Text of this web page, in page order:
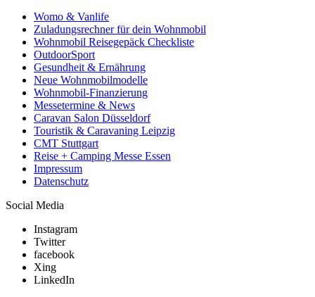
Womo & Vanlife
Zuladungsrechner für dein Wohnmobil
Wohnmobil Reisegepäck Checkliste
OutdoorSport
Gesundheit & Ernährung
Neue Wohnmobilmodelle
Wohnmobil-Finanzierung
Messetermine & News
Caravan Salon Düsseldorf
Touristik & Caravaning Leipzig
CMT Stuttgart
Reise + Camping Messe Essen
Impressum
Datenschutz
Social Media
Instagram
Twitter
facebook
Xing
LinkedIn